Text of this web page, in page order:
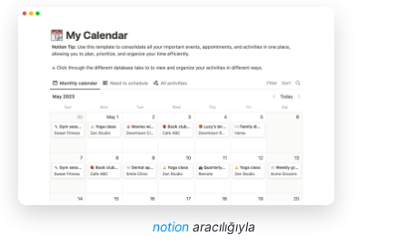
notionaracılığıyla